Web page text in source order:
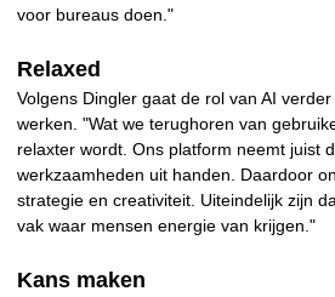
voor bureaus doen."
Relaxed
Volgens Dingler gaat de rol van AI
werken. "Wat we terughoren van
relaxter wordt. Ons platform neemt juist
werkzaamheden uit handen. Daardoor
strategie en creativiteit. Uiteindelijk zijn
vak waar mensen energie van krijgen."
Kans maken